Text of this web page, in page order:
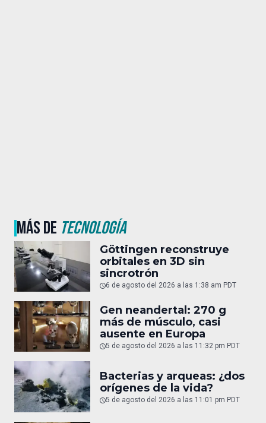
MÁS DE TECNOLOGÍA
Göttingen reconstruye
orbitales en 3D sin
sincrotrón
6 de agosto del 2026 a las 1:38 am PDT
Gen neandertal: 270 g
más de músculo, casi
ausente en Europa
5 de agosto del 2026 a las 11:32 pm PDT
Bacterias y arqueas: ¿dos
orígenes de la vida?
5 de agosto del 2026 a las 11:01 pm PDT